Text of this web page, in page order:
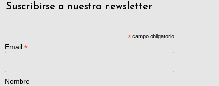
Suscribirse a nuestra newsletter
*campo obligatorio
Email *
Nombre